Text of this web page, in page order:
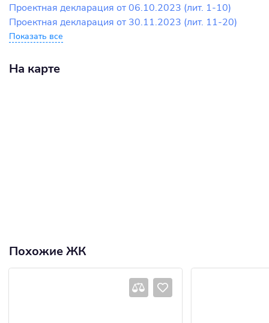
Проектная декларация от 06.10.2023 (лит. 1-10)
Проектная декларация от 30.11.2023 (лит. 11-20)
Показать все
На карте
Похожие ЖК